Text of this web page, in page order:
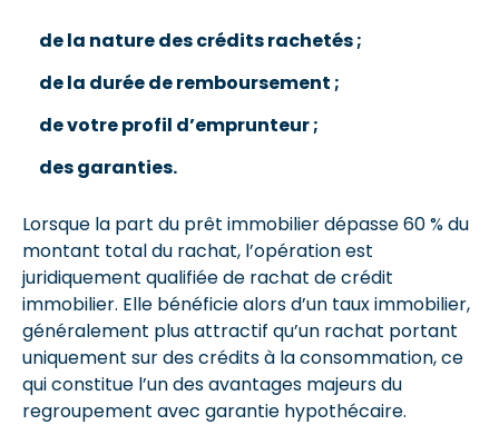
de la nature des crédits rachetés ;
de la durée de remboursement ;
de votre profil d’emprunteur ;
des garanties.
Lorsque la part du prêt immobilier dépasse 60 % du
montant total du rachat, l’opération est
juridiquement qualifiée de rachat de crédit
immobilier. Elle bénéficie alors d’un taux immobilier,
généralement plus attractif qu’un rachat portant
uniquement sur des crédits à la consommation, ce
qui constitue l’un des avantages majeurs du
regroupement avec garantie hypothécaire.